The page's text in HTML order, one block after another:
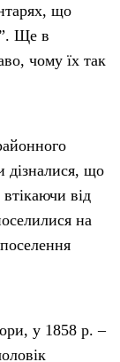
що
Ще в
чому їх так
дізналися, що
від
на
у 1858 р. –